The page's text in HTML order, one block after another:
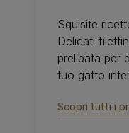
Squisite
Delicati
prelibata per
tuo gatto
Scopri tutti i